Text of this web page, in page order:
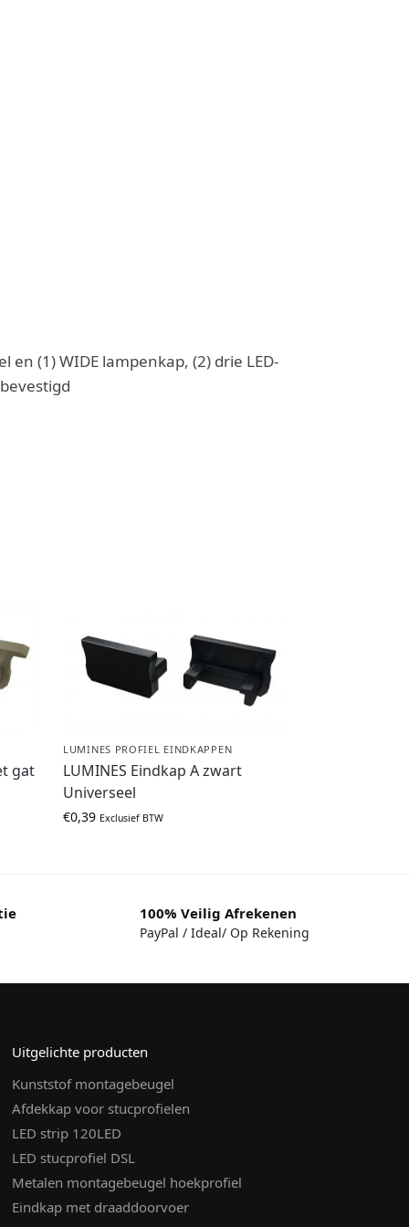
(1) WIDE lampenkap, (2) drie LED-
gat
LUMINES PROFIEL EINDKAPPEN
LUMINES Eindkap A zwart
Universeel
€0,39 Exclusief BTW
100% Veilig Afrekenen
PayPal / Ideal/ Op Rekening
Uitgelichte producten
Kunststof montagebeugel
Afdekkap voor stucprofielen
LED strip 120LED
LED stucprofiel DSL
Metalen montagebeugel hoekprofiel
Eindkap met draaddoorvoer